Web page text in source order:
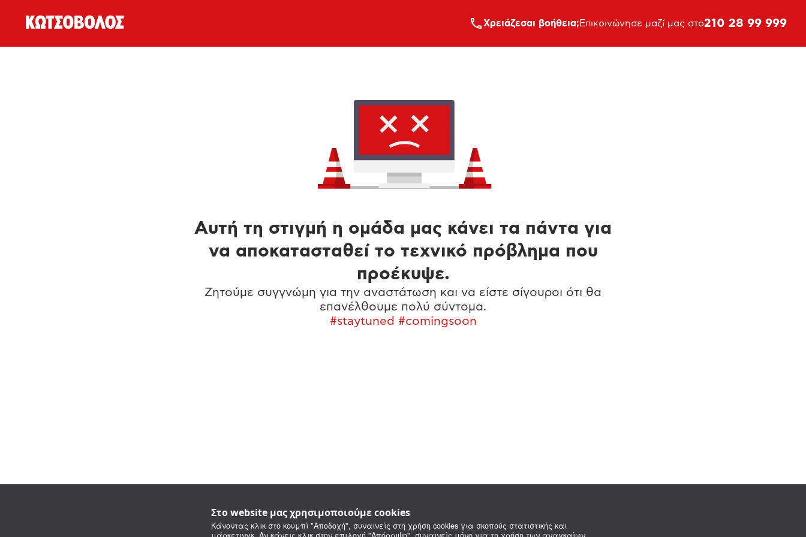
Στο website μας χρησιμοποιούμε cookies
Κάνοντας κλικ στο κουμπί "Αποδοχή", συναινείς στη χρήση cookies για σκοπούς στατιστικής και
Xρειάζεσαι βοήθεια; Επικοινώνησε μαζί μας στο210 28 99 999
Αυτή τη στιγμή η ομάδα μας κάνει τα πάντα για
να αποκατασταθεί το τεχνικό πρόβλημα που
προέκυψε.
Ζητούμε συγγνώμη για την αναστάτωση και να είστε σίγουροι ότι θα
επανέλθουμε πολύ σύντομα.
#staytuned #comingsoon